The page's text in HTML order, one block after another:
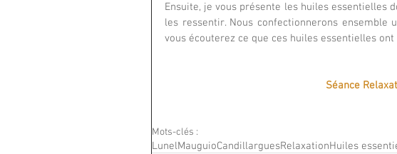
Ensuite, je vous présente les huiles essentielles
les ressentir. Nous confectionnerons
vous écouterez ce que ces huiles essentielles ont
Séance
Mots-clés :
LunelMauguioCandillarguesRelaxationHuiles